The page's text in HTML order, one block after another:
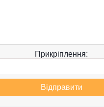
Прикріплення:
Відправити